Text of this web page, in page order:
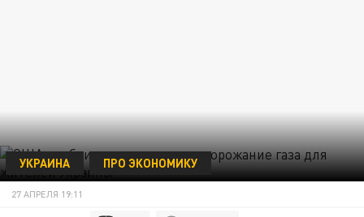
УКРАИНА ПРО ЭКОНОМИКУ
27 АПРЕЛЯ 19:11